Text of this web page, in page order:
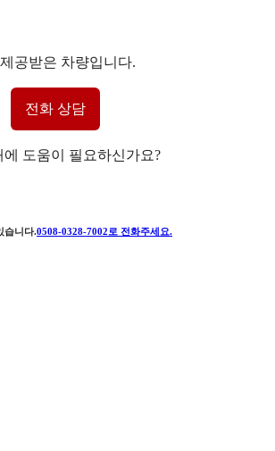
공받은 차량입니다.
전화 상담
에 도움이 필요하신가요?
습니다.0508-0328-7002 로 전화주세요.